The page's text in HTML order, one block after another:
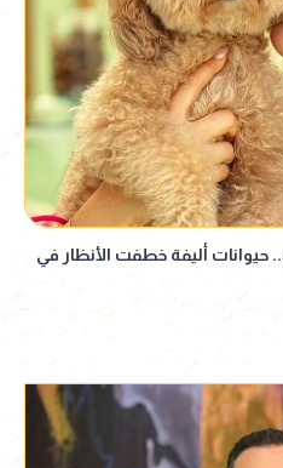
حيوانات أليفة خطفت الأنظار في